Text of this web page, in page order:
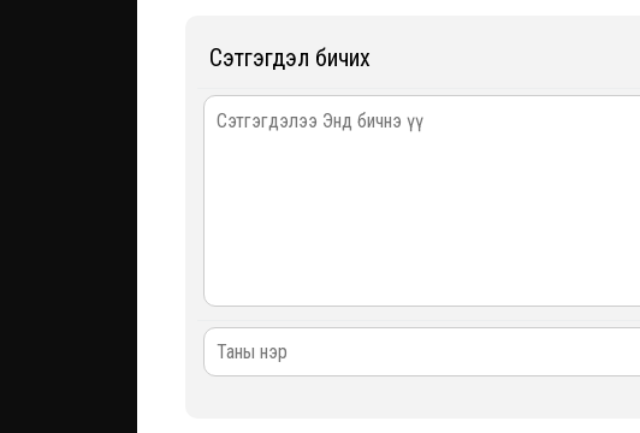
Сэтгэгдэл бичих